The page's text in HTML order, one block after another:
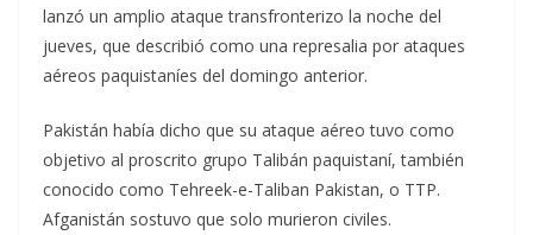
lanzó un amplio ataque transfronterizo la noche del
jueves, que describió como una represalia por ataques
aéreos paquistaníes del domingo anterior.
Pakistán había dicho que su ataque aéreo tuvo como
objetivo al proscrito grupo Talibán paquistaní, también
conocido como Tehreek-e-Taliban Pakistan, o TTP.
Afganistán sostuvo que solo murieron civiles.